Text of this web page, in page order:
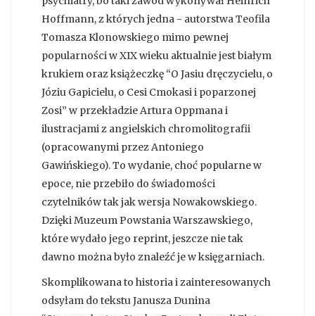
Hoffmann, z których jedna - autorstwa Teofila
Tomasza Klonowskiego mimo pewnej
popularności w XIX wieku aktualnie jest białym
krukiem oraz książeczkę “O Jasiu dręczycielu, o
Józiu Gapicielu, o Cesi Cmokasi i poparzonej
Zosi” w przekładzie Artura Oppmana i
ilustracjami z angielskich chromolitografii
(opracowanymi przez Antoniego
Gawińskiego). To wydanie, choć popularne w
epoce, nie przebiło do świadomości
czytelników tak jak wersja Nowakowskiego.
Dzięki Muzeum Powstania Warszawskiego,
które wydało jego reprint, jeszcze nie tak
dawno można było znaleźć je w księgarniach.
Skomplikowana to historia i zainteresowanych
odsyłam do tekstu Janusza Dunina